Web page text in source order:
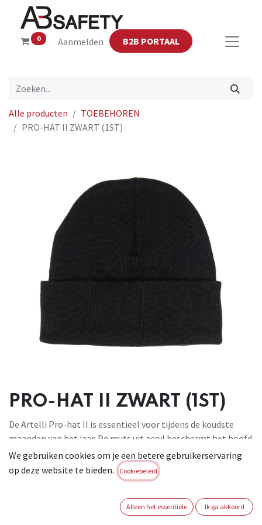
0 Aanmelden B2B PORTAAL
Alle producten
TOEBEHOREN
PRO-HAT II ZWART (1ST)
PRO-HAT II ZWART (1ST)
De Artelli Pro-hat II is essentieel voor tijdens de koudste
maanden van het jaar. De muts uit acryl beschermt het hoofd
tegen koude, voelt zacht aan en is aangenaam om te dragen.
Materiaal: 100% acryl. Kleur: zwart. Maat: universeel
Login of registreer om verder te
We gebruiken cookies om je een betere gebruikerservaring
op deze website te bieden.
Cookiebeleid
Alleen het essentiële Ik ga akkoord